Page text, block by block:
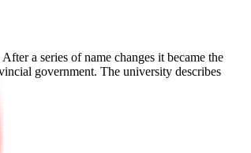
a series of name changes it became the
government. The university describes